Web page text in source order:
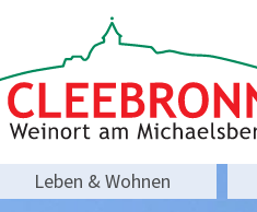
Leben & Wohnen